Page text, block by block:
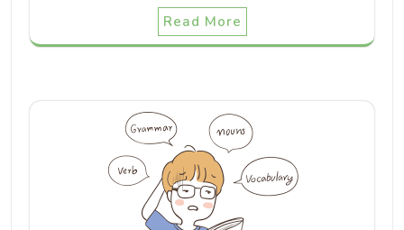
Read More